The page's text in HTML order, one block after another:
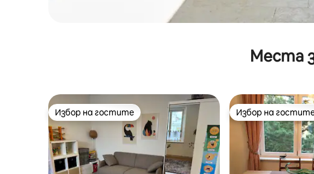
Места
Избор на гостите
Избор на гостите Избор на
Избор на